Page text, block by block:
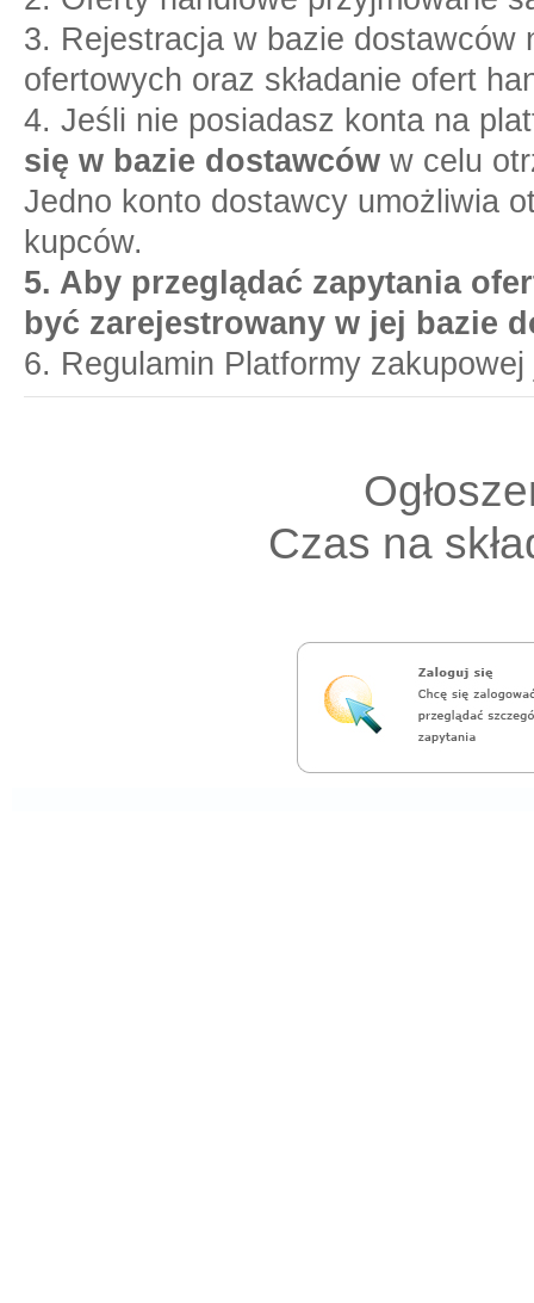
3. Rejestracja w bazie dostawców
ofertowych oraz składanie ofert
4. Jeśli nie posiadasz konta na
się w bazie dostawców w celu
Jedno konto dostawcy umożliwia
kupców.
5. Aby przeglądać zapytania
być zarejestrowany w jej bazie
6. Regulamin Platformy
Czas na